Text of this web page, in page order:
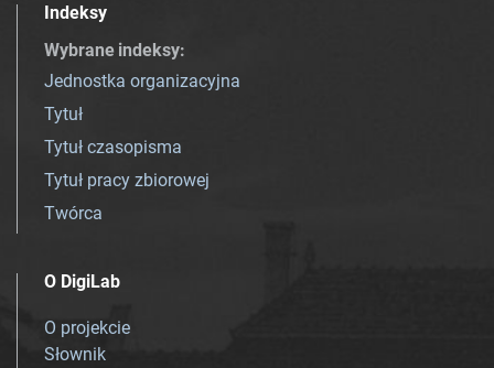
Indeksy
Wybrane indeksy:
Jednostka organizacyjna
Tytuł
Tytuł czasopisma
Tytuł pracy zbiorowej
Twórca
O DigiLab
O projekcie
Słownik